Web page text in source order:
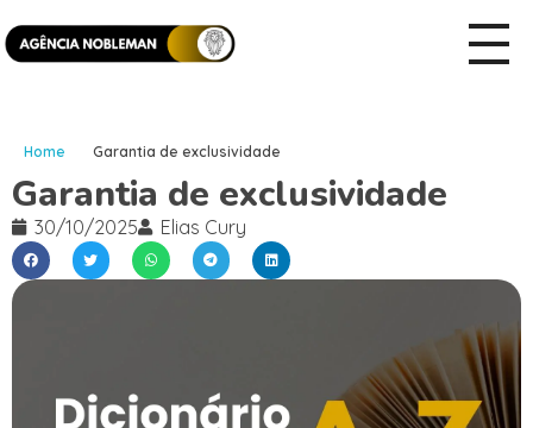
Home Garantia de exclusividade
Garantia de exclusividade
30/10/2025 Elias Cury